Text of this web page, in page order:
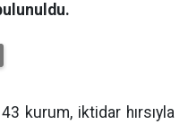
kurum, iktidar hırsıyla